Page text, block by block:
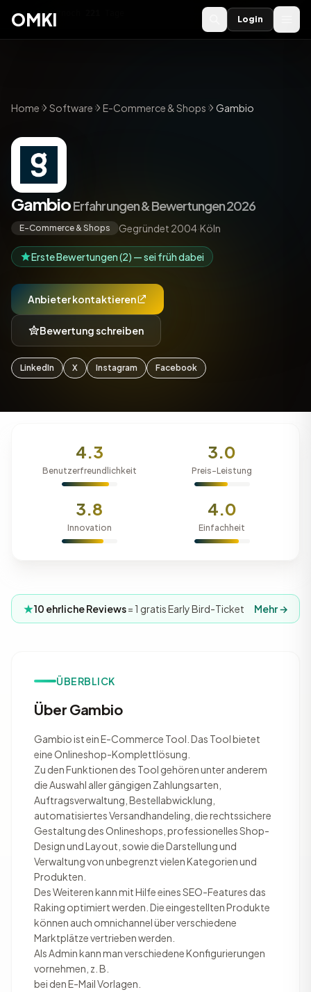
OMKI 2027
OMKI Login
Home Software E-Commerce & Shops Gambio
GambioErfahrungen & Bewertungen 2026
E-Commerce & Shops Gegründet 2004·Köln
Erste Bewertungen (2) — sei früh dabei
Anbieter kontaktieren
Bewertung schreiben
LinkedIn X Instagram Facebook
4.3
Benutzerfreundlichkeit
3.0
Preis-Leistung
3.8
Innovation
4.0
Einfachheit
10 ehrliche Reviews= 1 gratis Early Bird-Ticket Mehr →
ÜBERBLICK
Über Gambio
Gambio ist ein E-Commerce Tool. Das Tool bietet
eine Onlineshop-Komplettlösung.
Zu den Funktionen des Tool gehören unter anderem
die Auswahl aller gängigen Zahlungsarten,
Auftragsverwaltung, Bestellabwicklung,
automatisiertes Versandhandeling, die rechtssichere
Gestaltung des Onlineshops, professionelles Shop-
Design und Layout, sowie die Darstellung und
Verwaltung von unbegrenzt vielen Kategorien und
Produkten.
Des Weiteren kann mit Hilfe eines SEO-Features das
Raking optimiert werden. Die eingestellten Produkte
können auch omnichannel über verschiedene
Marktplätze vertrieben werden.
Als Admin kann man verschiedene Konfigurierungen
vornehmen, z. B.
bei den E-Mail Vorlagen.